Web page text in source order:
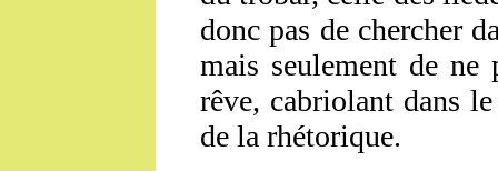
donc pas de chercher
mais seulement de ne
rêve, cabriolant dans
de la rhétorique.